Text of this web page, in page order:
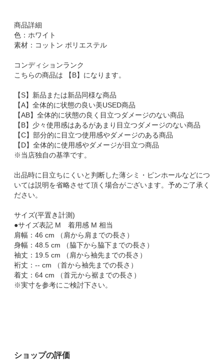
商品詳細
色：ホワイト
素材：コットン ポリエステル
コンディションランク
こちらの商品は 【B】になります。
【S】新品または新品同様な商品
【A】全体的に状態の良い美USED商品
【AB】全体的に状態の良く目立つダメージのない商品
【B】少々使用感はあるがあまり目立つダメージのない商品
【C】部分的に目立つ使用感やダメージのある商品
【D】全体的に使用感やダメージが目立つ商品
※当店独自の基準です。
出品時に目立ちにくいと判断した薄シミ・ピンホールなどにつ
いては説明を省略させて頂く場合がございます。予めご了承く
ださい。
サイズ(平置き計測)
●サイズ表記 M 着用感 M 相当
肩幅：46 cm （肩から肩までの長さ）
身幅：48.5 cm （脇下から脇下までの長さ）
袖丈：19.5 cm （肩から袖先までの長さ）
裄丈：-- cm （首から袖先までの長さ）
着丈：64 cm （首元から裾までの長さ）
※実寸を参考にご検討下さい。
ショップの評価